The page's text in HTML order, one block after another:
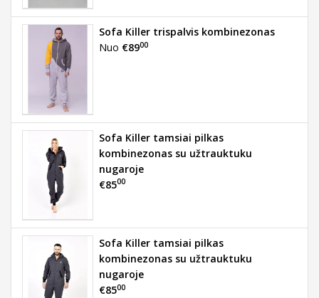
Sofa Killer trispalvis kombinezonas
Nuo €8900
Sofa Killer tamsiai pilkas
kombinezonas su užtrauktuku
nugaroje
€8500
Sofa Killer tamsiai pilkas
kombinezonas su užtrauktuku
nugaroje
€8500